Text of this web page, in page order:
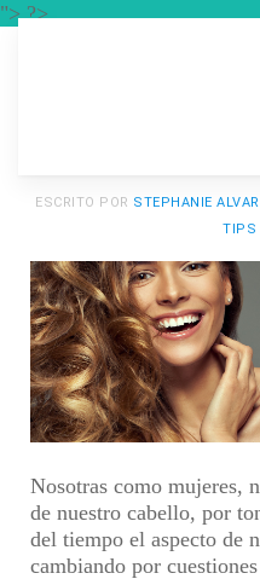
"> ?>
ESCRITO POR STEPHANIE
TIPS
Nosotras como mujeres,
de nuestro cabello, por
del tiempo el aspecto de
cambiando por